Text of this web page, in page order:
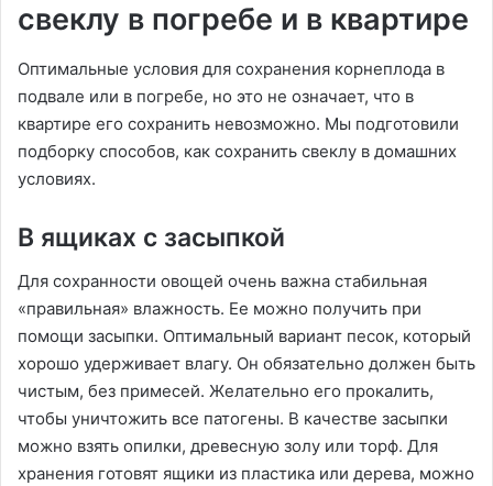
свеклу в погребе и в квартире
Оптимальные условия для сохранения корнеплода в
подвале или в погребе, но это не означает, что в
квартире его сохранить невозможно. Мы подготовили
подборку способов, как сохранить свеклу в домашних
условиях.
В ящиках с засыпкой
Для сохранности овощей очень важна стабильная
«правильная» влажность. Ее можно получить при
помощи засыпки. Оптимальный вариант песок, который
хорошо удерживает влагу. Он обязательно должен быть
чистым, без примесей. Желательно его прокалить,
чтобы уничтожить все патогены. В качестве засыпки
можно взять опилки, древесную золу или торф. Для
хранения готовят ящики из пластика или дерева, можно